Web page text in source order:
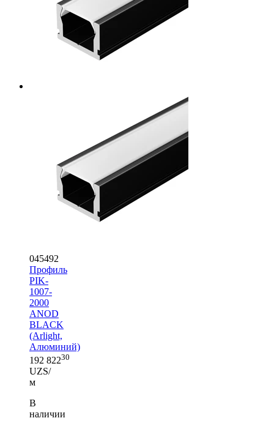
045492
Профиль
PIK-
1007-
2000
ANOD
BLACK
(Arlight,
Алюминий)
192 82230
UZS/
м
В
наличии